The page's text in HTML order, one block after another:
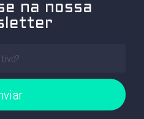
na nossa